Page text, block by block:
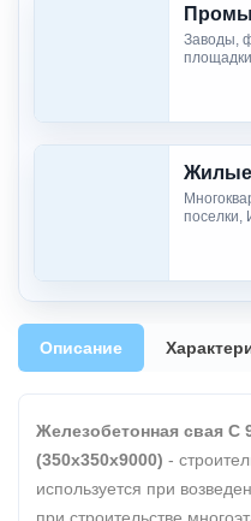
Заводы,
площадки
Описание
Железобетонная свая С
(350х350х9000) -
используется при